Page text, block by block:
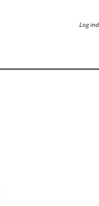
Log ind